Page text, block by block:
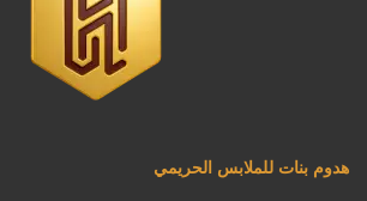
هدوم بنات للملابس الحريمي